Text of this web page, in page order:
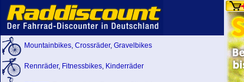
Mountainbikes, Crossräder, Gravelbikes
Rennräder, Fitnessbikes, Kinderräder